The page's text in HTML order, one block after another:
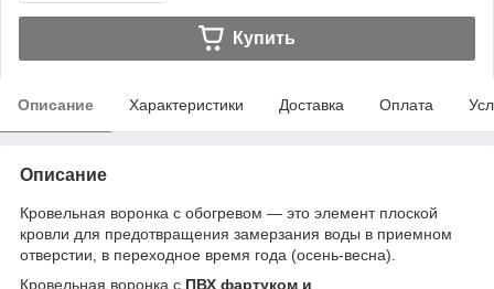
Купить
Описание Характеристики Доставка Оплата
Описание
Кровельная воронка с обогревом — это элемент плоской
кровли для предотвращения замерзания воды в приемном
отверстии, в переходное время года (осень-весна).
Кровельная воронка с ПВХ фартуком и